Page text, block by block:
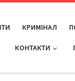
КРИМІНАЛ
КОНТАКТИ